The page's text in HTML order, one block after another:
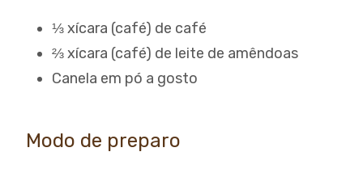
⅓ xícara (café) de café
⅔ xícara (café) de leite de amêndoas
Canela em pó a gosto
Modo de preparo